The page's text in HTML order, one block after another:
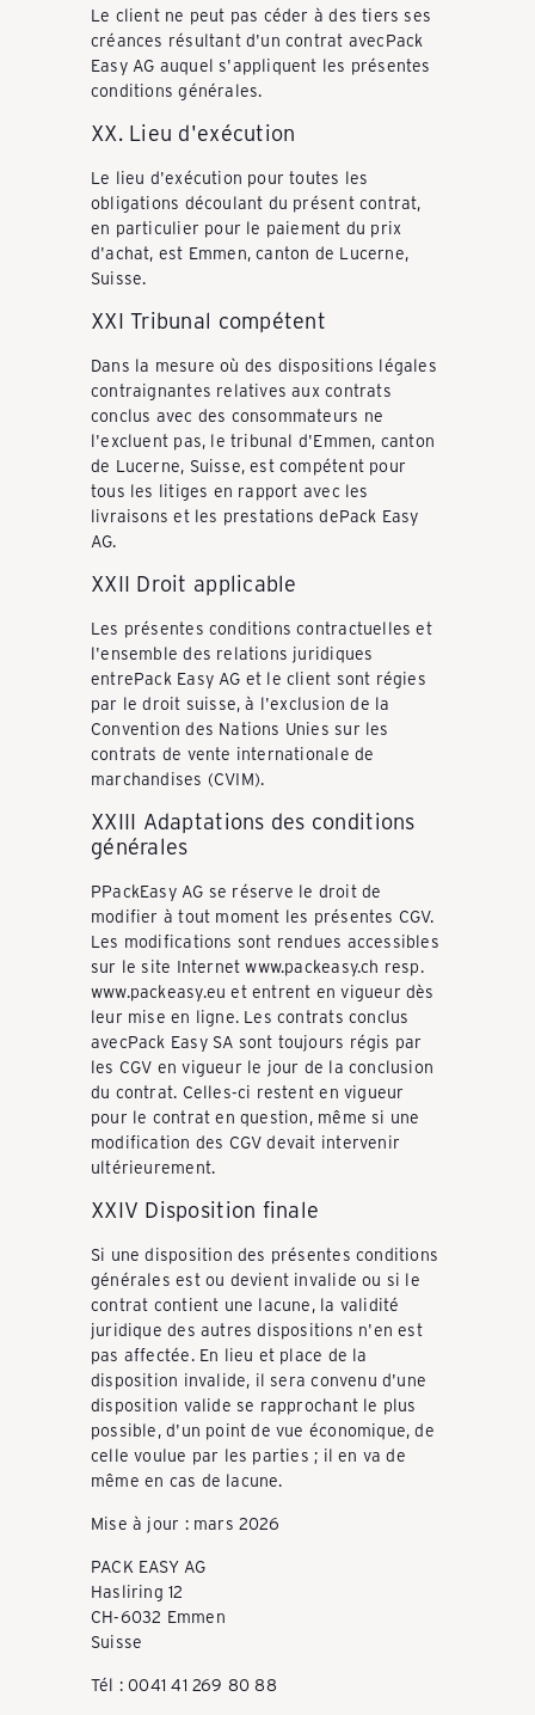
Le client ne peut pas céder à des tiers ses
créances résultant d'un contrat avecPack
Easy AG auquel s'appliquent les présentes
conditions générales.
XX. Lieu d'exécution
Le lieu d'exécution pour toutes les
obligations découlant du présent contrat,
en particulier pour le paiement du prix
d'achat, est Emmen, canton de Lucerne,
Suisse.
XXI Tribunal compétent
Dans la mesure où des dispositions légales
contraignantes relatives aux contrats
conclus avec des consommateurs ne
l'excluent pas, le tribunal d'Emmen, canton
de Lucerne, Suisse, est compétent pour
tous les litiges en rapport avec les
livraisons et les prestations dePack Easy
AG.
XXII Droit applicable
Les présentes conditions contractuelles et
l'ensemble des relations juridiques
entrePack Easy AG et le client sont régies
par le droit suisse, à l'exclusion de la
Convention des Nations Unies sur les
contrats de vente internationale de
marchandises (CVIM).
XXIII Adaptations des conditions
générales
PPackEasy AG se réserve le droit de
modifier à tout moment les présentes CGV.
Les modifications sont rendues accessibles
sur le site Internet www.packeasy.ch resp.
www.packeasy.eu et entrent en vigueur dès
leur mise en ligne. Les contrats conclus
avecPack Easy SA sont toujours régis par
les CGV en vigueur le jour de la conclusion
du contrat. Celles-ci restent en vigueur
pour le contrat en question, même si une
modification des CGV devait intervenir
ultérieurement.
XXIV Disposition finale
Si une disposition des présentes conditions
générales est ou devient invalide ou si le
contrat contient une lacune, la validité
juridique des autres dispositions n'en est
pas affectée. En lieu et place de la
disposition invalide, il sera convenu d'une
disposition valide se rapprochant le plus
possible, d'un point de vue économique, de
celle voulue par les parties ; il en va de
même en cas de lacune.
Mise à jour : mars 2026
PACK EASY AG
Hasliring 12
CH-6032 Emmen
Suisse
Tél : 0041 41 269 80 88